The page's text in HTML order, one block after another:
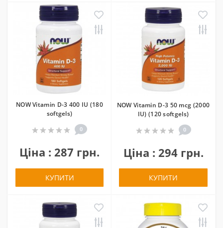
NOW Vitamin D-3 400 IU (180
softgels)
0
Ціна : 287 грн.
КУПИТИ
NOW Vitamin D-3 50 mcg (2000
IU) (120 softgels)
0
Ціна : 294 грн.
КУПИТИ